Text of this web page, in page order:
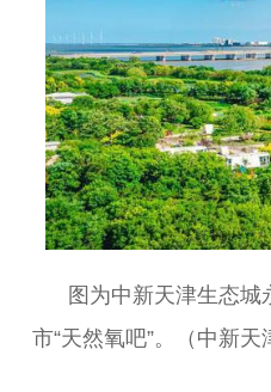
图为中新天津生态
市“天然氧吧”。（中新天